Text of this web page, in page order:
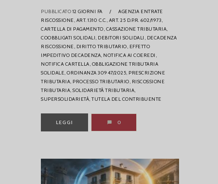
PUBBLICATO 12 GIORNI FA /
AGENZIA ENTRATE
RISCOSSIONE, ART. 1310 C.C., ART. 25 D.P.R. 602/1973,
CARTELLA DI PAGAMENTO, CASSAZIONE TRIBUTARIA,
COOBBLIGATI SOLIDALI, DEBITORI SOLIDALI, DECADENZA
RISCOSSIONE, DIRITTO TRIBUTARIO, EFFETTO
IMPEDITIVO DECADENZA, NOTIFICA AI COEREDI,
NOTIFICA CARTELLA, OBBLIGAZIONE TRIBUTARIA
SOLIDALE, ORDINANZA 30947/2025, PRESCRIZIONE
TRIBUTARIA, PROCESSO TRIBUTARIO, RISCOSSIONE
TRIBUTARIA, SOLIDARIETÀ TRIBUTARIA,
SUPERSOLIDARIETÀ, TUTELA DEL CONTRIBUENTE
LEGGI 0